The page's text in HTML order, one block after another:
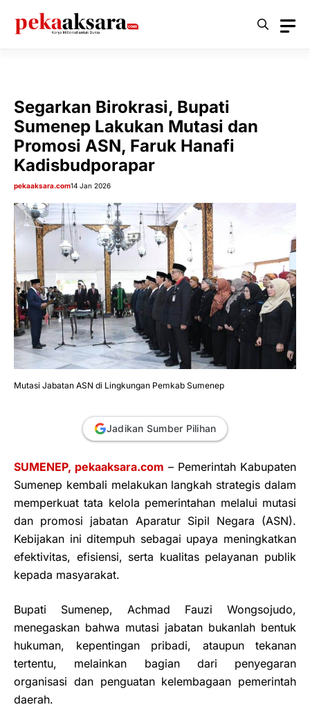
Segarkan Birokrasi, Bupati
Sumenep Lakukan Mutasi dan
Promosi ASN, Faruk Hanafi
Kadisbudporapar
pekaaksara.com14 Jan 2026
Mutasi Jabatan ASN di Lingkungan Pemkab Sumenep
Jadikan Sumber Pilihan
SUMENEP, pekaaksara.com – Pemerintah Kabupaten
Sumenep kembali melakukan langkah strategis dalam
memperkuat tata kelola pemerintahan melalui mutasi
dan promosi jabatan Aparatur Sipil Negara (ASN).
Kebijakan ini ditempuh sebagai upaya meningkatkan
efektivitas, efisiensi, serta kualitas pelayanan publik
kepada masyarakat.
Bupati Sumenep, Achmad Fauzi Wongsojudo,
menegaskan bahwa mutasi jabatan bukanlah bentuk
hukuman, kepentingan pribadi, ataupun tekanan
tertentu, melainkan bagian dari penyegaran
organisasi dan penguatan kelembagaan pemerintah
daerah.